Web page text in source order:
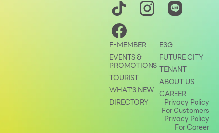
F-MEMBER
EVENTS &
PROMOTIONS
TOURIST
WHAT’S NEW
DIRECTORY
ESG
FUTURE CITY
TENANT
ABOUT US
CAREER
Privacy Policy
For Customers
Privacy Policy
For Career